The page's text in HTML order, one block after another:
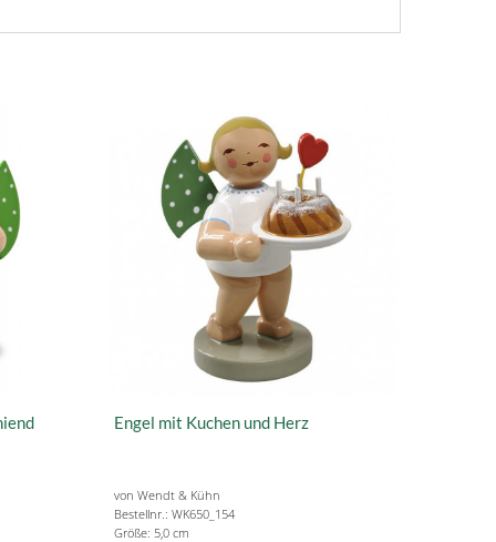
Engel mit Kuchen und Herz
von Wendt & Kühn
Bestellnr.: WK650_154
Größe: 5,0 cm